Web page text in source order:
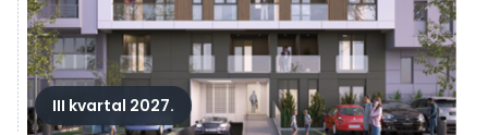
III kvartal 2027.